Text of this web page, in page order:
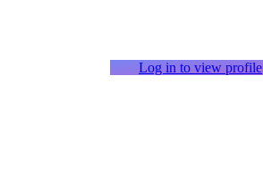
Log in to view profile